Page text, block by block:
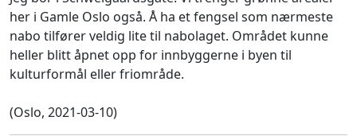
her i Gamle Oslo også. Å ha et fengsel som nærmeste
nabo tilfører veldig lite til nabolaget. Området kunne
heller blitt åpnet opp for innbyggerne i byen til
kulturformål eller friområde.
(Oslo, 2021-03-10)